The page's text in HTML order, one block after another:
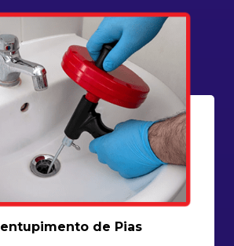
de Pias